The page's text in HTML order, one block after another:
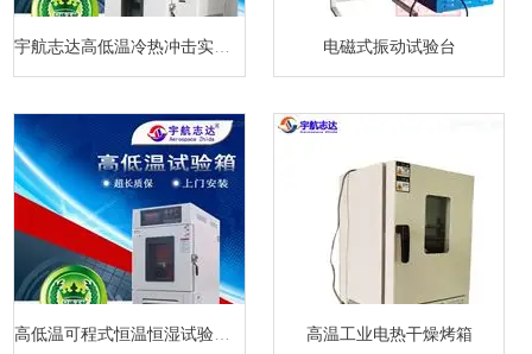
电磁式振动试验台
高温工业电热干燥烤箱